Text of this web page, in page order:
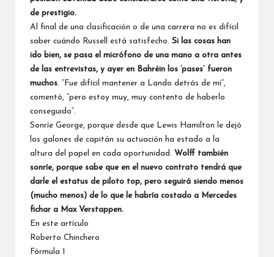
de prestigio.
Al final de una clasificación o de una carrera no es difícil
saber cuándo Russell está satisfecho. Si las cosas han
ido bien, se pasa el micrófono de una mano a otra antes
de las entrevistas, y ayer en Bahréin los ‘pases’ fueron
muchos. “Fue difícil mantener a Lando detrás de mí”,
comentó, “pero estoy muy, muy contento de haberlo
conseguido”.
Sonríe George, porque desde que Lewis Hamilton le dejó
los galones de capitán su actuación ha estado a la
altura del papel en cada oportunidad. Wolff también
sonríe, porque sabe que en el nuevo contrato tendrá que
darle el estatus de piloto top, pero seguirá siendo menos
(mucho menos) de lo que le habría costado a Mercedes
fichar a Max Verstappen.
En este artículo
Roberto Chinchero
Fórmula 1